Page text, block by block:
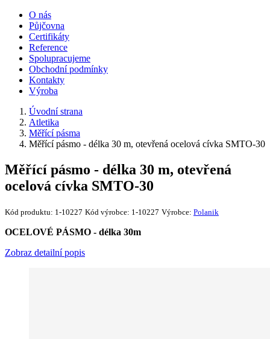
O nás
Půjčovna
Certifikáty
Reference
Spolupracujeme
Obchodní podmínky
Kontakty
Výroba
Úvodní strana
Atletika
Měřící pásma
Měřící pásmo - délka 30 m, otevřená ocelová cívka SMTO-30
Měřící pásmo - délka 30 m, otevřená
ocelová cívka SMTO-30
Kód produktu: 1-10227 Kód výrobce: 1-10227 Výrobce: Polanik
OCELOVÉ PÁSMO - délka 30m
Zobraz detailní popis